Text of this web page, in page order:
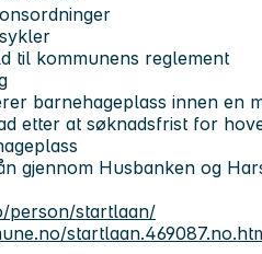
til kommunens reglement
barnehageplass innen en
etter at søknadsfrist for
gjennom Husbanken og
person/startlaan/